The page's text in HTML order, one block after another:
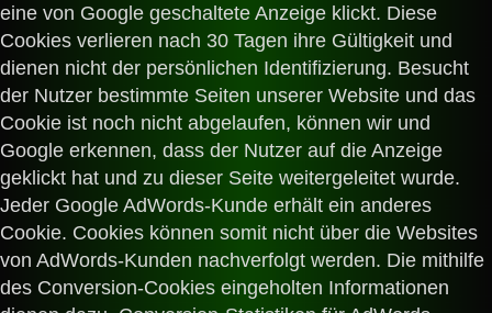
eine von Google geschaltete Anzeige klickt. Diese
Cookies verlieren nach 30 Tagen ihre Gültigkeit und
dienen nicht der persönlichen Identifizierung. Besucht
der Nutzer bestimmte Seiten unserer Website und das
Cookie ist noch nicht abgelaufen, können wir und
Google erkennen, dass der Nutzer auf die Anzeige
geklickt hat und zu dieser Seite weitergeleitet wurde.
Jeder Google AdWords-Kunde erhält ein anderes
Cookie. Cookies können somit nicht über die Websites
von AdWords-Kunden nachverfolgt werden. Die mithilfe
des Conversion-Cookies eingeholten Informationen